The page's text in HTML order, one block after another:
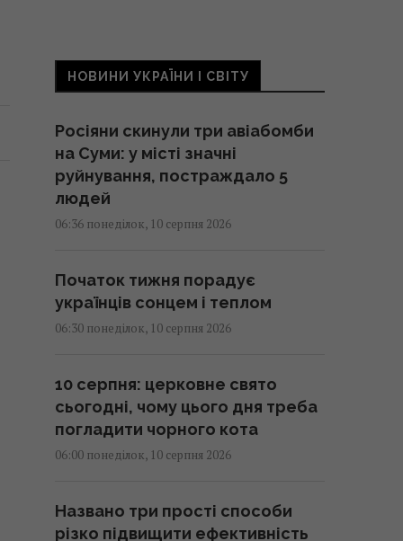
НОВИНИ УКРАЇНИ І СВІТУ
Росіяни скинули три авіабомби
на Суми: у місті значні
руйнування, постраждало 5
людей
06:36 понеділок, 10 серпня 2026
Початок тижня порадує
українців сонцем і теплом
06:30 понеділок, 10 серпня 2026
10 серпня: церковне свято
сьогодні, чому цього дня треба
погладити чорного кота
06:00 понеділок, 10 серпня 2026
Названо три прості способи
різко підвищити ефективність